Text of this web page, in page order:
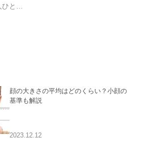
ひと…
顔の大きさの平均はどのくらい？小顔の
基準も解説
2023.12.12